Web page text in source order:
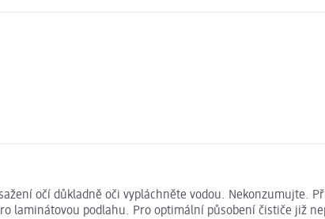
očí důkladně oči vypláchněte vodou. Nekonzumujte.
laminátovou podlahu. Pro optimální působení čističe již